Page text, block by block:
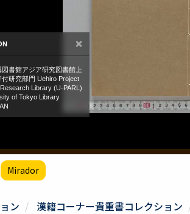
Mirador
ン 漢籍コーナー貴重書コレクション